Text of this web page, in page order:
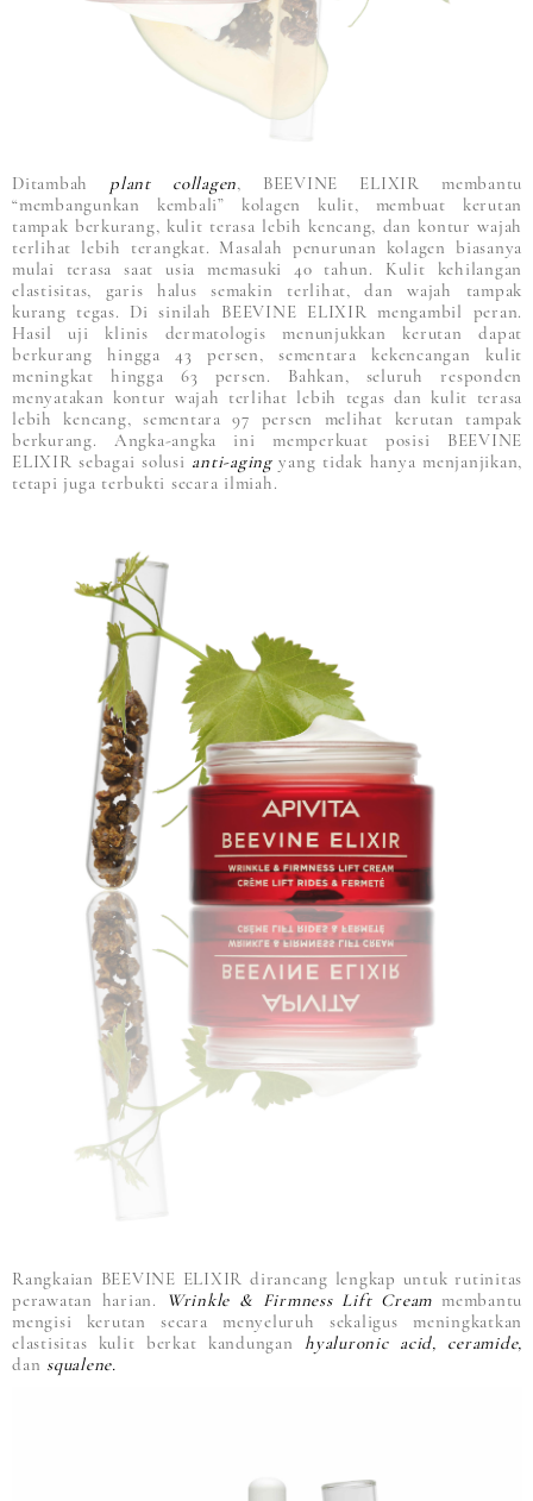
Ditambah plant collagen, BEEVINE ELIXIR membantu
“membangunkan kembali” kolagen kulit, membuat kerutan
tampak berkurang, kulit terasa lebih kencang, dan kontur wajah
terlihat lebih terangkat. Masalah penurunan kolagen biasanya
mulai terasa saat usia memasuki 40 tahun. Kulit kehilangan
elastisitas, garis halus semakin terlihat, dan wajah tampak
kurang tegas. Di sinilah BEEVINE ELIXIR mengambil peran.
Hasil uji klinis dermatologis menunjukkan kerutan dapat
berkurang hingga 43 persen, sementara kekencangan kulit
meningkat hingga 63 persen. Bahkan, seluruh responden
menyatakan kontur wajah terlihat lebih tegas dan kulit terasa
lebih kencang, sementara 97 persen melihat kerutan tampak
berkurang. Angka-angka ini memperkuat posisi BEEVINE
ELIXIR sebagai solusi anti-agingyang tidak hanya menjanjikan,
tetapi juga terbukti secara ilmiah.
Rangkaian BEEVINE ELIXIR dirancang lengkap untuk rutinitas
perawatan harian.
Wrinkle & Firmness Lift Cream membantu
mengisi kerutan secara menyeluruh sekaligus meningkatkan
elastisitas kulit berkat kandunganhyaluronic acid, ceramide,
dan squalene.